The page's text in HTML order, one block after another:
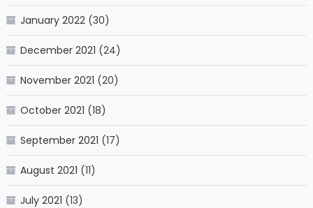
January 2022(30)
December 2021 (24)
November 2021 (20)
October 2021 (18)
September 2021 (17)
August 2021 (11)
July 2021 (13)